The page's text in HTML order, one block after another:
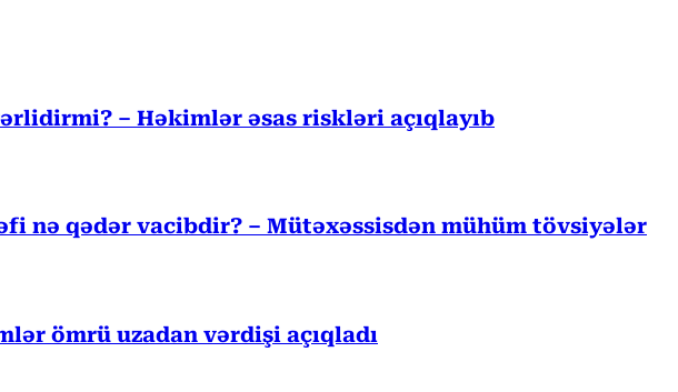
– Həkimlər əsas riskləri açıqlayıb
nə qədər vacibdir? – Mütəxəssisdən mühüm tövsiyələr
ömrü uzadan vərdişi açıqladı